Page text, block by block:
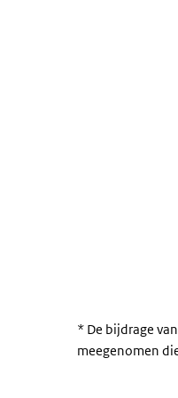
* De bijdrage
meegenomen